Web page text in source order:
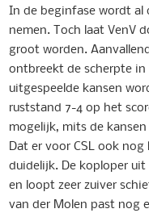
In de beginfase wordt al
nemen. Toch laat VenV
groot worden.
ontbreekt de scherpte
uitgespeelde kansen
ruststand 7-4 op het
mogelijk, mits de
Dat er voor CSL ook
duidelijk. De koploper
en loopt zeer zuiver
van der Molen past nog